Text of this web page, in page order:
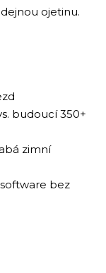
ojetinu.
budoucí 350+
zimní
bez